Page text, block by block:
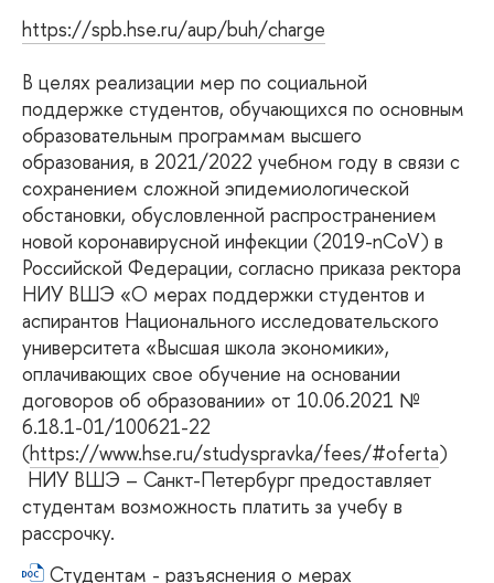
https://spb.hse.ru/aup/buh/charge
В целях реализации мер по социальной
поддержке студентов, обучающихся по основным
образовательным программам высшего
образования, в 2021/2022 учебном году в связи с
сохранением сложной эпидемиологической
обстановки, обусловленной распространением
новой коронавирусной инфекции (2019-nCoV) в
Российской Федерации, согласно приказа ректора
НИУ ВШЭ «О мерах поддержки студентов и
аспирантов Национального исследовательского
университета «Высшая школа экономики»,
оплачивающих свое обучение на основании
договоров об образовании» от 10.06.2021 №
6.18.1-01/100621-22
(https://www.hse.ru/studyspravka/fees/#oferta)
НИУ ВШЭ – Санкт-Петербург предоставляет
студентам возможность платить за учебу в
рассрочку.
Студентам - разъяснения о мерах